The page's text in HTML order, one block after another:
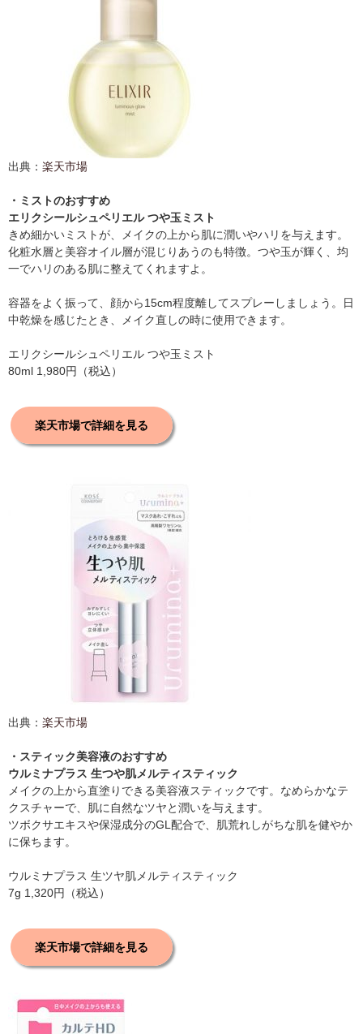
出典： 楽天市場
・ミストのおすすめ
エリクシールシュペリエル つや玉ミスト
きめ細かいミストが、メイクの上から肌に潤いやハリを与えます。
化粧水層と美容オイル層が混じりあうのも特徴。つや玉が輝く、均
一でハリのある肌に整えてくれますよ。
容器をよく振って、顔から15cm程度離してスプレーしましょう。日
中乾燥を感じたとき、メイク直しの時に使用できます。
エリクシールシュペリエル つや玉ミスト
80ml 1,980円（税込）
楽天市場で詳細を見る
出典： 楽天市場
・スティック美容液のおすすめ
ウルミナプラス 生つや肌メルティスティック
メイクの上から直塗りできる美容液スティックです。なめらかなテ
クスチャーで、肌に自然なツヤと潤いを与えます。
ツボクサエキスや保湿成分のGL配合で、肌荒れしがちな肌を健やか
に保ちます。
ウルミナプラス 生ツヤ肌メルティスティック
7g 1,320円（税込）
楽天市場で詳細を見る